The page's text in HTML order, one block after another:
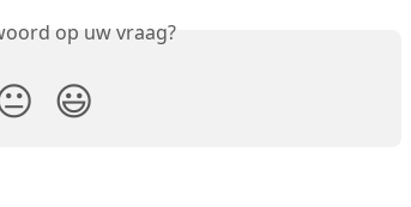
op uw vraag?
😃